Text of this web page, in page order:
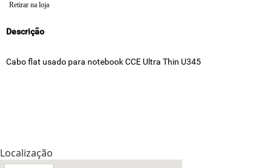
Retirar na loja
Descrição
Cabo flat usado para notebook CCE Ultra Thin U345
Localização